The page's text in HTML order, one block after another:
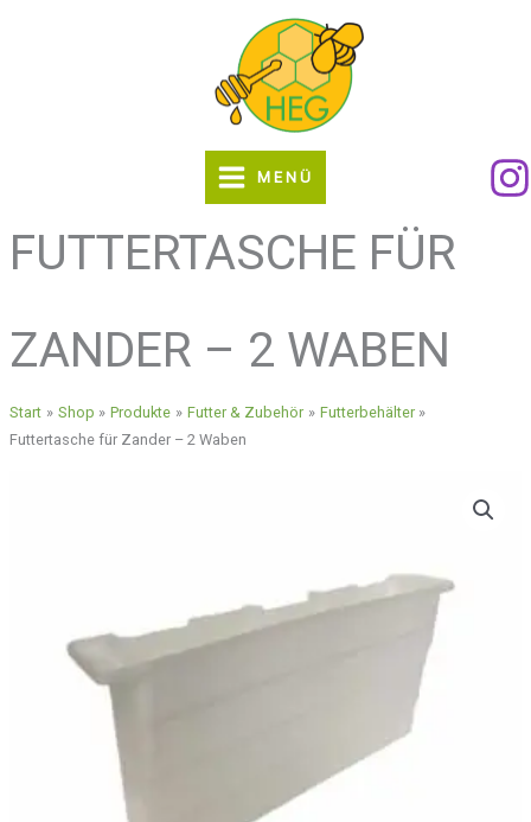
MENÜ
FUTTERTASCHE FÜR
ZANDER – 2 WABEN
Start Shop Produkte Futter & Zubehör
Futterbehälter
Futtertasche für Zander – 2 Waben